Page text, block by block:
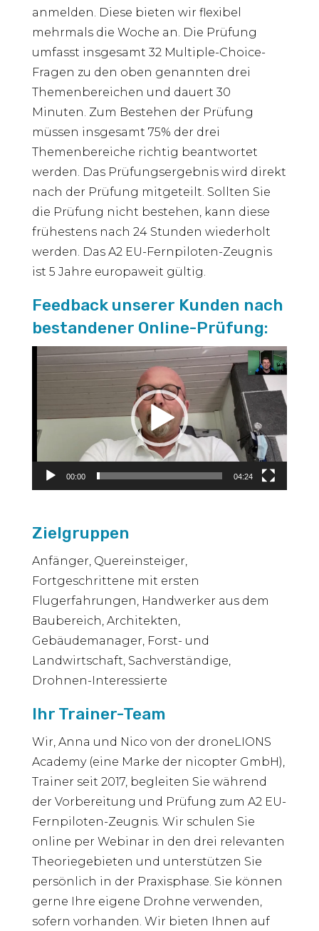
anmelden. Diese bieten wir flexibel
mehrmals die Woche an. Die Prüfung
umfasst insgesamt 32 Multiple-Choice-
Fragen zu den oben genannten drei
Themenbereichen und dauert 30
Minuten. Zum Bestehen der Prüfung
müssen insgesamt 75% der drei
Themenbereiche richtig beantwortet
werden. Das Prüfungsergebnis wird direkt
nach der Prüfung mitgeteilt. Sollten Sie
die Prüfung nicht bestehen, kann diese
frühestens nach 24 Stunden wiederholt
werden. Das A2 EU-Fernpiloten-Zeugnis
ist 5 Jahre europaweit gültig.
Feedback unserer Kunden nach
bestandener Online-Prüfung:
Video-
Player
00:00 04:24
Zielgruppen
Anfänger, Quereinsteiger,
Fortgeschrittene mit ersten
Flugerfahrungen, Handwerker aus dem
Baubereich, Architekten,
Gebäudemanager, Forst- und
Landwirtschaft, Sachverständige,
Drohnen-Interessierte
Ihr Trainer-Team
Wir, Anna und Nico von der droneLIONS
Academy (eine Marke der nicopter GmbH),
Trainer seit 2017, begleiten Sie während
der Vorbereitung und Prüfung zum A2 EU-
Fernpiloten-Zeugnis. Wir schulen Sie
online per Webinar in den drei relevanten
Theoriegebieten und unterstützen Sie
persönlich in der Praxisphase. Sie können
gerne Ihre eigene Drohne verwenden,
sofern vorhanden. Wir bieten Ihnen auf